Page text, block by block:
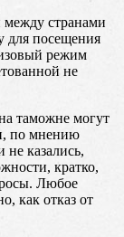
странами
для посещения
режим
не
таможне могут
по мнению
казались,
кратко,
Любое
как отказ от